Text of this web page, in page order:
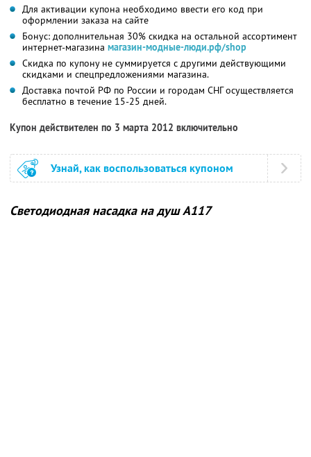
Для активации купона необходимо ввести его код при
оформлении заказа на сайте
Бонус: дополнительная 30% скидка на остальной ассортимент
интернет-магазина магазин-модные-люди.рф/shop
Скидка по купону не суммируется с другими действующими
скидками и спецпредложениями магазина.
Доставка почтой РФ по России и городам СНГ осуществляется
бесплатно в течение 15-25 дней.
Купон действителен по 3 марта 2012 включительно
Узнай, как воспользоваться купоном
Светодиодная насадка на душ А117